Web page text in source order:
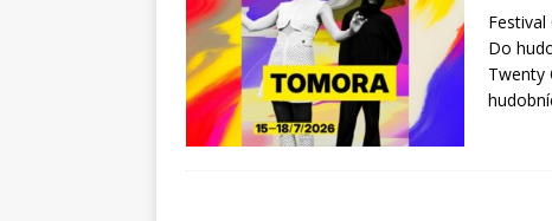
Do
Twenty